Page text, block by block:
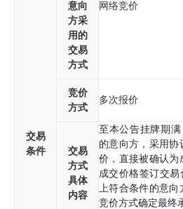
交易
条件
意向
方采
用的
交易
方式
网络竞价
竞价
方式
多次报价
交易
方式
具体
内容
至本公告挂牌期
的意向方，采用协
价，直接被确认为
成交价格签订交
上符合条件的意向
竞价方式确定最终